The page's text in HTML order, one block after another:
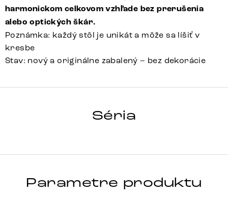
harmonickom celkovom vzhľade bez prerušenia
alebo optických škár.
Poznámka: každý stôl je unikát a môže sa líšiť v
kresbe
Stav: nový a originálne zabalený – bez dekorácie
Séria
Parametre produktu